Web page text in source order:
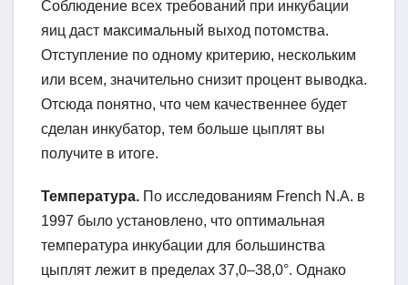
Соблюдение всех требований при инкубации
яиц даст максимальный выход потомства.
Отступление по одному критерию, нескольким
или всем, значительно снизит процент выводка.
Отсюда понятно, что чем качественнее будет
сделан инкубатор, тем больше цыплят вы
получите в итоге.
Температура. По исследованиям French N.A. в
1997 было установлено, что оптимальная
температура инкубации для большинства
цыплят лежит в пределах 37,0–38,0°. Однако